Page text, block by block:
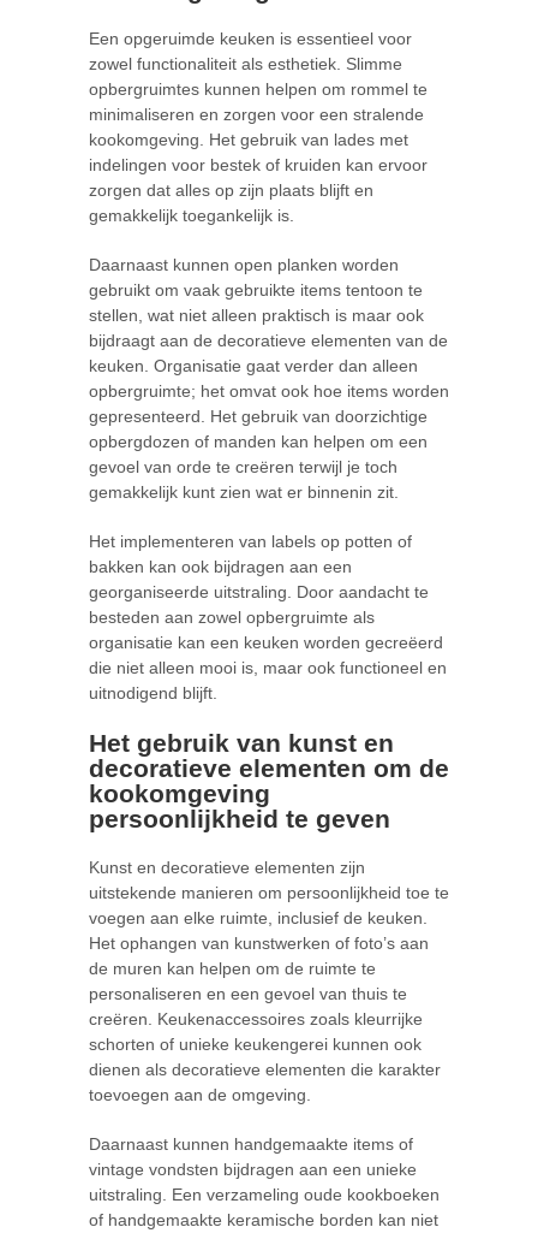
Een opgeruimde keuken is essentieel voor
zowel functionaliteit als esthetiek. Slimme
opbergruimtes kunnen helpen om rommel te
minimaliseren en zorgen voor een stralende
kookomgeving. Het gebruik van lades met
indelingen voor bestek of kruiden kan ervoor
zorgen dat alles op zijn plaats blijft en
gemakkelijk toegankelijk is.
Daarnaast kunnen open planken worden
gebruikt om vaak gebruikte items tentoon te
stellen, wat niet alleen praktisch is maar ook
bijdraagt aan de decoratieve elementen van de
keuken. Organisatie gaat verder dan alleen
opbergruimte; het omvat ook hoe items worden
gepresenteerd. Het gebruik van doorzichtige
opbergdozen of manden kan helpen om een
gevoel van orde te creëren terwijl je toch
gemakkelijk kunt zien wat er binnenin zit.
Het implementeren van labels op potten of
bakken kan ook bijdragen aan een
georganiseerde uitstraling. Door aandacht te
besteden aan zowel opbergruimte als
organisatie kan een keuken worden gecreëerd
die niet alleen mooi is, maar ook functioneel en
uitnodigend blijft.
Het gebruik van kunst en
decoratieve elementen om de
kookomgeving
persoonlijkheid te geven
Kunst en decoratieve elementen zijn
uitstekende manieren om persoonlijkheid toe te
voegen aan elke ruimte, inclusief de keuken.
Het ophangen van kunstwerken of foto’s aan
de muren kan helpen om de ruimte te
personaliseren en een gevoel van thuis te
creëren. Keukenaccessoires zoals kleurrijke
schorten of unieke keukengerei kunnen ook
dienen als decoratieve elementen die karakter
toevoegen aan de omgeving.
Daarnaast kunnen handgemaakte items of
vintage vondsten bijdragen aan een unieke
uitstraling. Een verzameling oude kookboeken
of handgemaakte keramische borden kan niet